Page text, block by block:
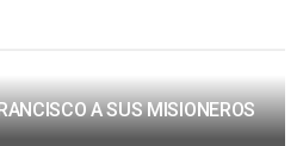
A SUS MISIONEROS